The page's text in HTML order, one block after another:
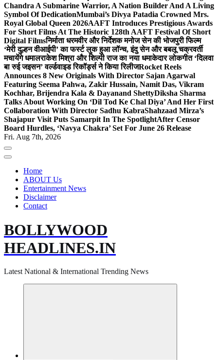
Chandra A Submarine Warrior, A Nation Builder And A Living
Symbol Of DedicationMumbai’s Divya Patadia Crowned Mrs.
Royal Global Queen 2026AAFT Introduces Prestigious Awards
For Short Films At The Historic 128th AAFT Festival Of Short
Digital Filmsनिर्माता धरमवीर और निर्देशक मनोज सेन की भोजपुरी फिल्म
‘मेरी दुल्हन वीआईपी’ का फर्स्ट लुक हुआ लॉन्च, इंदु सेन और बबलू चक्रवर्ती
मचायेंगे धमालराकेश मिश्रा और शिल्पी राज का नया धमाकेदार लोकगीत ‘दिलवा
बा रुई जइसन’ वर्ल्डवाइड रिकॉर्ड्स ने किया रिलीजRocket Reels
Announces 8 New Originals With Director Sajan Agarwal
Featuring Seema Pahwa, Zakir Hussain, Namit Das, Vikram
Kochhar, Brijendra Kala & Dayanand ShettyDiksha Sharma
Talks About Working On ‘Dil Tod Ke Chal Diya’ And Her First
Collaboration With Director Sadhu KabraShahzaad Mirza’s
Shajapur Visit Puts Samarpit In The SpotlightAfter Censor
Board Hurdles, ‘Navya Chakra’ Set For June 26 Release
Fri. Aug 7th, 2026
Home
ABOUT Us
Entertainment News
Disclaimer
Contact
BOLLYWOOD
HEADLINES.IN
Latest National & International Trending News